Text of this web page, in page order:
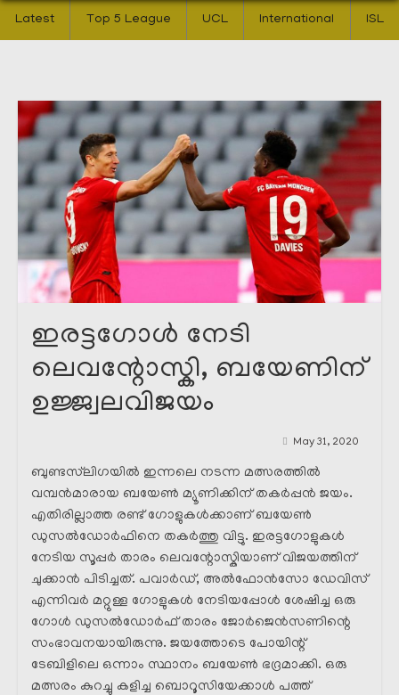
Latest Top 5 League UCL International ISL
ഇരട്ടഗോൾ നേടി
ലെവന്റോസ്കി, ബയേണിന്
ഉജ്ജ്വലവിജയം
May 31, 2020
ബുണ്ടസ്‌ലിഗയിൽ ഇന്നലെ നടന്ന മത്സരത്തിൽ
വമ്പൻമാരായ ബയേൺ മ്യൂണിക്കിന് തകർപ്പൻ ജയം.
എതിരില്ലാത്ത രണ്ട് ഗോളുകൾക്കാണ് ബയേൺ
ഡുസൽഡോർഫിനെ തകർത്തു വിട്ടു. ഇരട്ടഗോളുകൾ
നേടിയ സൂപ്പർ താരം ലെവന്റോസ്കിയാണ് വിജയത്തിന്
ചുക്കാൻ പിടിച്ചത്. പവാർഡ്, അൽഫോൻസോ ഡേവിസ്
എന്നിവർ മറ്റുള്ള ഗോളുകൾ നേടിയപ്പോൾ ശേഷിച്ച ഒരു
ഗോൾ ഡുസൽഡോർഫ് താരം ജോർജെൻസണിന്റെ
സംഭാവനയായിരുന്നു. ജയത്തോടെ പോയിന്റ്
ടേബിളിലെ ഒന്നാം സ്ഥാനം ബയേൺ ഭദ്രമാക്കി. ഒരു
മത്സരം കുറച്ചു കളിച്ച ബൊറൂസിയേക്കാൾ പത്ത്